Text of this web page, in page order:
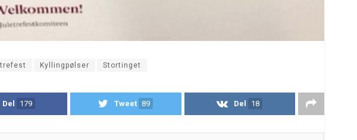
Kyllingpølser Stortinget
Del 179 Tweet 89 Del 18